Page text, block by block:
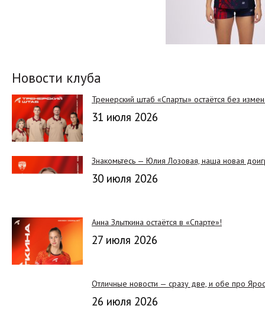
Новости клуба
Тренерский штаб «Спарты» остаётся без
31 июля 2026
Знакомьтесь — Юлия Лозовая, наша новая
30 июля 2026
Анна Злыткина остаётся в «Спарте»!
27 июля 2026
Отличные новости — сразу две, и обе про
26 июля 2026